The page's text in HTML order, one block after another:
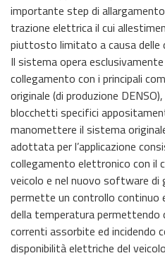
importante step di
trazione elettrica il cui
piuttosto limitato a causa delle
Il sistema opera
collegamento con i principali
originale (di produzione
blocchetti specifici
manomettere il sistema
adottata per l’applicazione
collegamento elettronico con il
veicolo e nel nuovo software di
permette un controllo continuo
della temperatura permettendo
correnti assorbite ed incidendo
disponibilità elettriche del